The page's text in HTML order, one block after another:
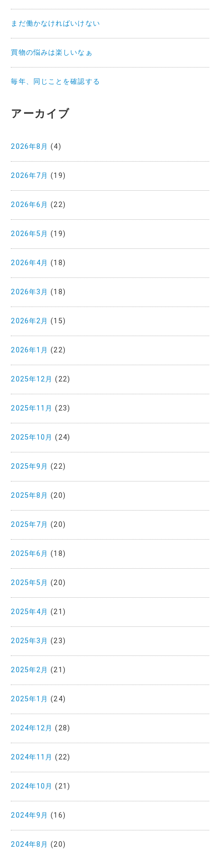
まだ働かなければいけない
買物の悩みは楽しいなぁ
毎年、同じことを確認する
アーカイブ
2026年8月 (4)
2026年7月 (19)
2026年6月 (22)
2026年5月 (19)
2026年4月 (18)
2026年3月 (18)
2026年2月 (15)
2026年1月 (22)
2025年12月 (22)
2025年11月 (23)
2025年10月 (24)
2025年9月 (22)
2025年8月 (20)
2025年7月 (20)
2025年6月 (18)
2025年5月 (20)
2025年4月 (21)
2025年3月 (23)
2025年2月 (21)
2025年1月 (24)
2024年12月 (28)
2024年11月 (22)
2024年10月 (21)
2024年9月 (16)
2024年8月 (20)